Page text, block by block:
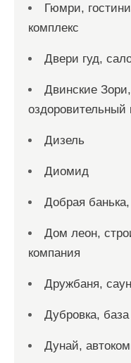
Гюмри,
комплекс
Двери гуд,
Двинские
оздоровительный
Дизель
Диомид
Добрая
Дом леон,
компания
Дружбаня,
Дубровка,
Дунай,